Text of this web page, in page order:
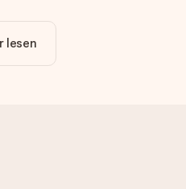
Designs, um deinem
zu verleihen.
du mit deinem Geschenk
ist es wichtig, qualitativ
Wenn du dir nicht sicher
lesen